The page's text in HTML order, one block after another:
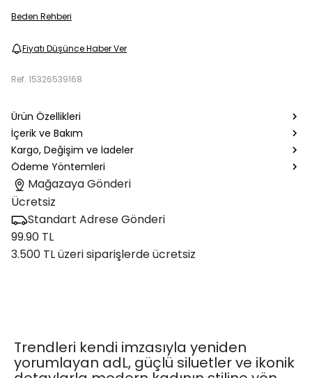
Beden Rehberi
Fiyatı Düşünce Haber Ver
Ref. 15326539168
Ürün Özellikleri
İçerik ve Bakım
Kargo, Değişim ve İadeler
Ödeme Yöntemleri
Mağazaya Gönderi
Ücretsiz
Standart Adrese Gönderi
99.90 TL
3.500 TL üzeri siparişlerde ücretsiz
Trendleri kendi imzasıyla yeniden
yorumlayan adL, güçlü siluetler ve ikonik